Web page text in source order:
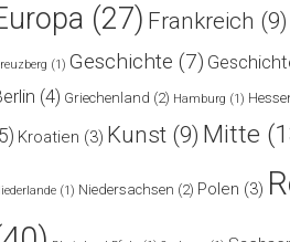
(27) Frankreich (9)
(1) Geschichte (7)
(4) Griechenland (2) Hamburg (1)
Kroatien (3) Kunst (9) Mitte
(1) Niedersachsen (2) Polen (3)